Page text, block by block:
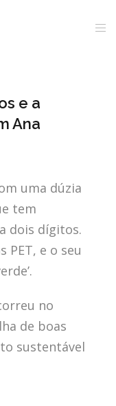
e a
Ana
uma dúzia
tem
dois dígitos.
PET, e o seu
no
de boas
sustentável